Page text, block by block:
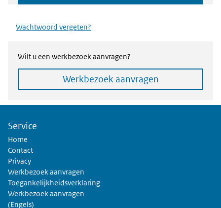
Wachtwoord vergeten?
Wilt u een werkbezoek aanvragen?
Werkbezoek aanvragen
Service
Home
Contact
Privacy
Werkbezoek aanvragen
Toegankelijkheidsverklaring
Werkbezoek aanvragen
(Engels)